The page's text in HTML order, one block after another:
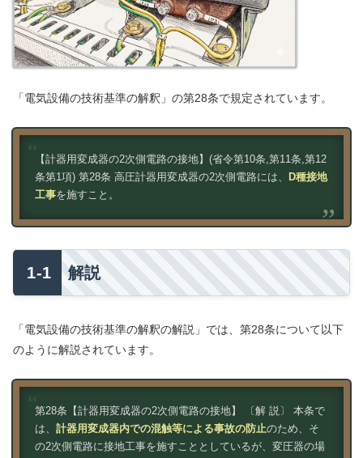
「電気設備の技術基準の解釈」の第28条で規定されています。
【計器用変成器の2次側電路の接地】(省令第10条,第11条,第12
条第1項) 第28条 高圧計器用変成器の2次側電路には、
D種接地
工事を施すこと。
解説
「電気設備の技術基準の解釈の解説」では、第28条について以下
のように解説されています。
第28条【計器用変成器の2次側電路の接地】 〔解 説〕 本条で
は、 計器用変成器内での混触等による事故の防止のため、そ
の2次側電路に接地工事を施すこととしているが、変圧器の場